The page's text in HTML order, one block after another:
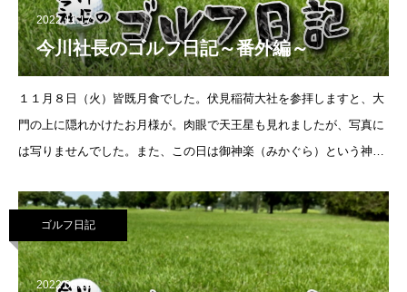
2022.11.17
今川社長のゴルフ日記～番外編～
１１月８日（火）皆既月食でした。伏見稲荷大社を参拝しますと、大
門の上に隠れかけたお月様が。肉眼で天王星も見れましたが、写真に
は写りませんでした。また、この日は御神楽（みかぐら）という神事
月食＊１１
ゴルフ日記
2022.08.29